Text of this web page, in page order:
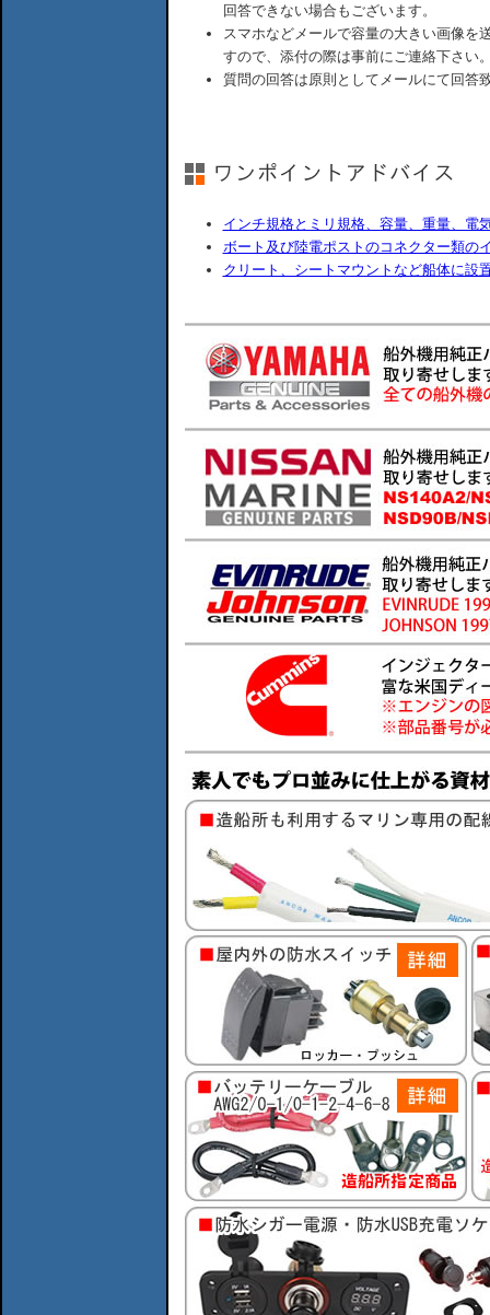
回答できない場合もございます。
スマホなどメールで容量の大きい画像を
すので、添付の際は事前にご連絡下さい
質問の回答は原則としてメールにて回答
インチ規格とミリ規格、容量、重量、電
ボート及び陸電ポストのコネクター類の
クリート、シートマウントなど船体に設